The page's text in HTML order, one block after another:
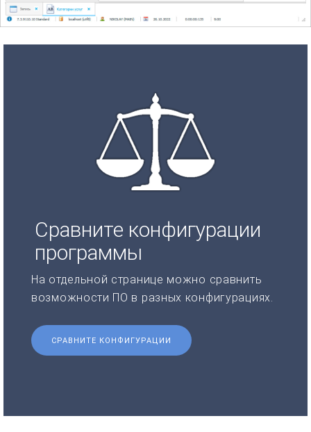
Сравните конфигурации
программы
На отдельной странице можно сравнить
возможности ПО в разных конфигурациях.
СРАВНИТЕ КОНФИГУРАЦИИ